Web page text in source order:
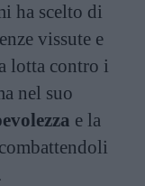
ha scelto di
vissute e
lotta contro i
nel suo
e la